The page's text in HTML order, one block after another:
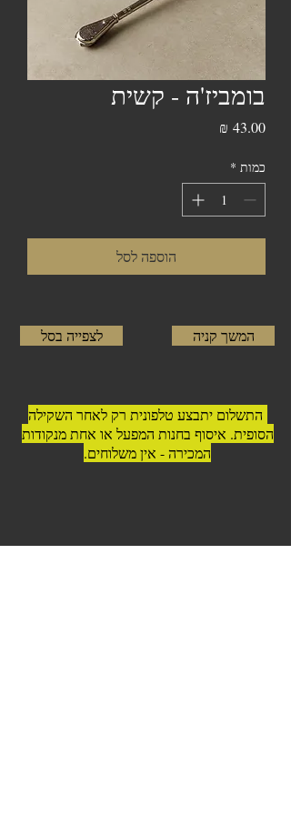
בומביז'ה - קשית
כמות *
הוספה לסל
לצפייה בסל המשך קניה
התשלום יתבצע טלפונית רק לאחר השקילה
הסופית. איסוף בחנות המפעל או אחת מנקודות
המכירה - אין משלוחים.